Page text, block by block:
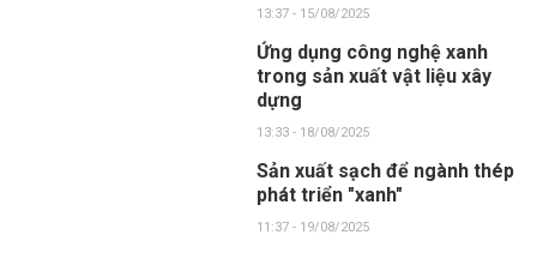
13:37 - 15/08/2025
Ứng dụng công nghệ xanh
trong sản xuất vật liệu xây
dựng
13:33 - 18/08/2025
Sản xuất sạch để ngành thép
phát triển "xanh"
11:37 - 19/08/2025